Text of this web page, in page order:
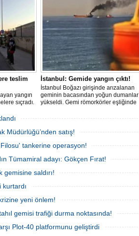
teslim
yangın
sıçradı.
İstanbul: Gemide yangın çıktı!
İstanbul Boğazı girişinde arızalanan
geminin bacasından yoğun dumanlar
yükseldi. Gemi römorkörler eşliğinde
Müdürlüğü’nden satış!
tankerine operasyon!
Tümamiral adayı: Gökçen Fırat!
saldırı!
yeni önlem!
gemisi trafiği durma noktasında!
Plot-40 platformunu geliştirdi